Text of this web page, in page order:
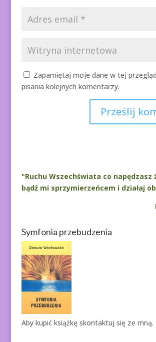
Zapamiętaj moje dane w tej
pisania kolejnych komentarzy.
r
n
v
:
"Ruchu Wszechświata co napędzasz
bądź mi sprzymierzeńcem i działaj
Symfonia przebudzenia
Aby kupić książkę skontaktuj się ze mną.